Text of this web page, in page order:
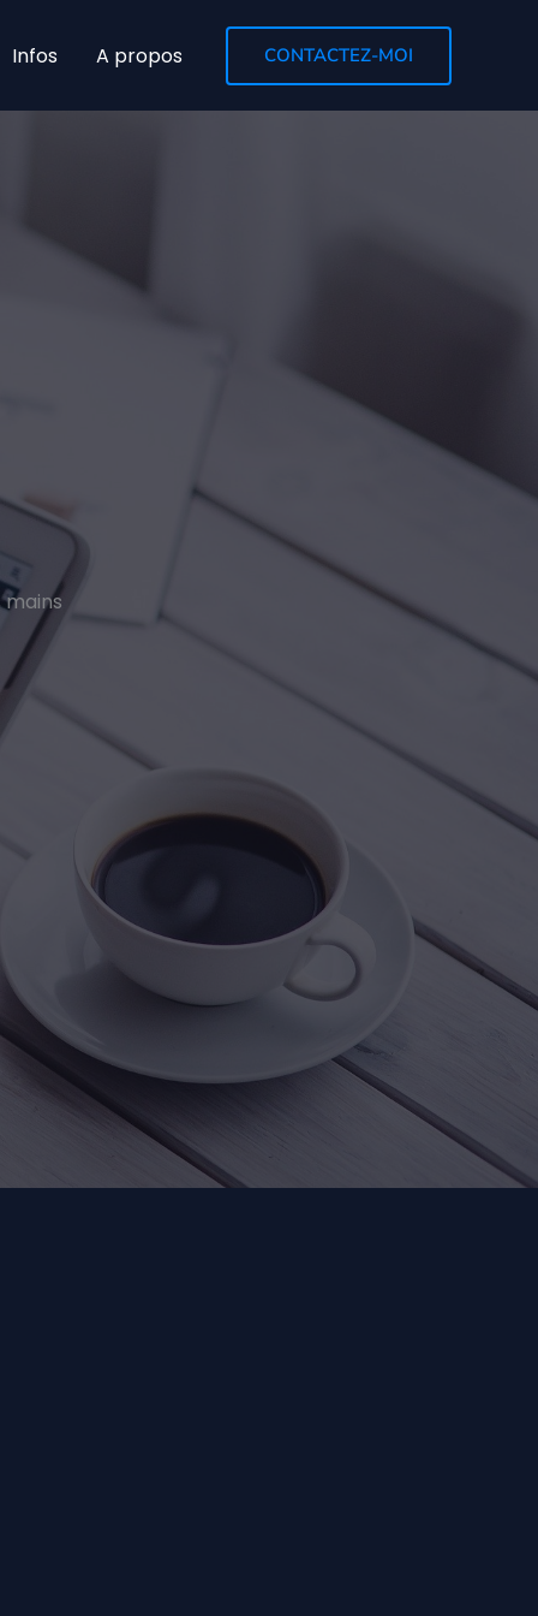
Infos A propos CONTACTEZ-MOI